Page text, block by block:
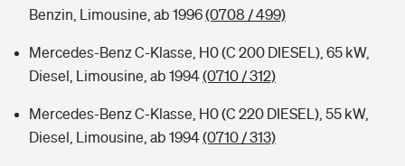
Benzin, Limousine, ab 1996(0708 / 499)
Mercedes-Benz C-Klasse, H0 (C 200 DIESEL), 65 kW,
Diesel, Limousine, ab 1994(0710 / 312)
Mercedes-Benz C-Klasse, H0 (C 220 DIESEL), 55 kW,
Diesel, Limousine, ab 1994(0710 / 313)